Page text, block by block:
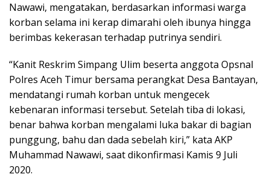
Nawawi, mengatakan, berdasarkan informasi warga
korban selama ini kerap dimarahi oleh ibunya hingga
berimbas kekerasan terhadap putrinya sendiri.
“Kanit Reskrim Simpang Ulim beserta anggota Opsnal
Polres Aceh Timur bersama perangkat Desa Bantayan,
mendatangi rumah korban untuk mengecek
kebenaran informasi tersebut. Setelah tiba di lokasi,
benar bahwa korban mengalami luka bakar di bagian
punggung, bahu dan dada sebelah kiri,” kata AKP
Muhammad Nawawi, saat dikonfirmasi Kamis 9 Juli
2020.